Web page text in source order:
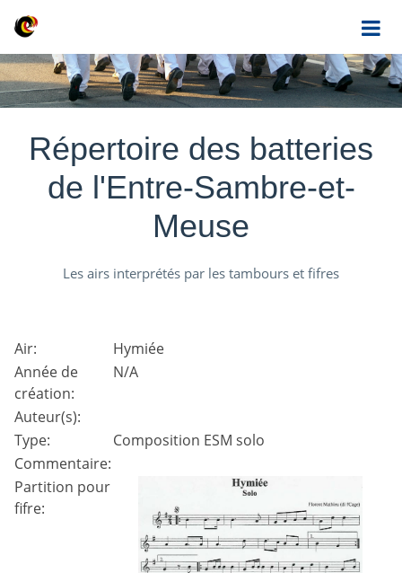
Répertoire des batteries
de l'Entre-Sambre-et-
Meuse
Les airs interprétés par les tambours et fifres
Air:
Hymiée
Année de
création:
N/A
Auteur(s):
Type:
Composition ESM solo
Commentaire:
Partition pour
fifre: